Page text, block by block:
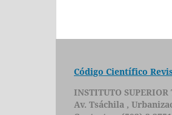
Código Científico
INSTITUTO SUPERIOR
Av. Tsáchila ,